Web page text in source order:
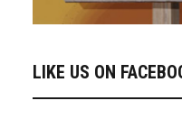
LIKE US ON